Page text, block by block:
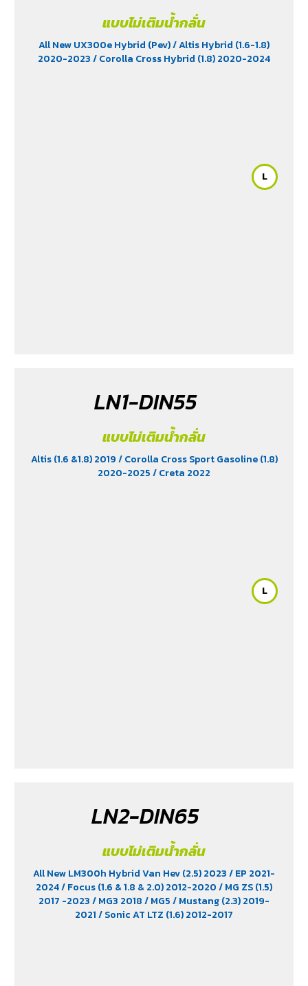
แบบไม่เติมน้ำกลั่น
All New UX300e Hybrid (Pev)/ Altis Hybrid (1.6-1.8)
2020-2023/ Corolla Cross Hybrid (1.8) 2020-2024
L
LN1-DIN55
แบบไม่เติมน้ำกลั่น
Altis (1.6 &1.8) 2019/ Corolla Cross Sport Gasoline (1.8)
2020-2025/ Creta 2022
L
LN2-DIN65
แบบไม่เติมน้ำกลั่น
All New LM300h Hybrid Van Hev (2.5) 2023/ EP 2021-
2024/ Focus (1.6 & 1.8 & 2.0) 2012-2020/ MG ZS (1.5)
2017 -2023/ MG3 2018/ MG5/ Mustang (2.3) 2019-
2021/ Sonic AT LTZ (1.6) 2012-2017